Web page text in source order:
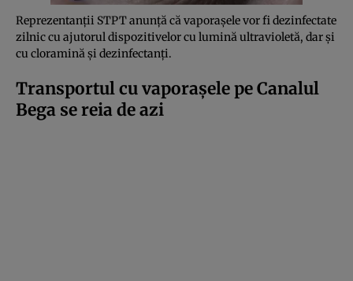
Reprezentanții STPT anunță că vaporașele vor fi dezinfectate
zilnic cu ajutorul dispozitivelor cu lumină ultravioletă, dar și
cu cloramină şi dezinfectanţi.
Transportul cu vaporașele pe Canalul
Bega se reia de azi